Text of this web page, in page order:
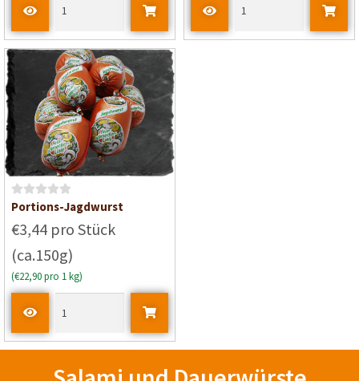
t
0
v
n
B
w
e
r
t
m
Portions-Jagdwurst
€3,44 pro Stück
(ca.150g)
(€22,90 pro 1 kg)